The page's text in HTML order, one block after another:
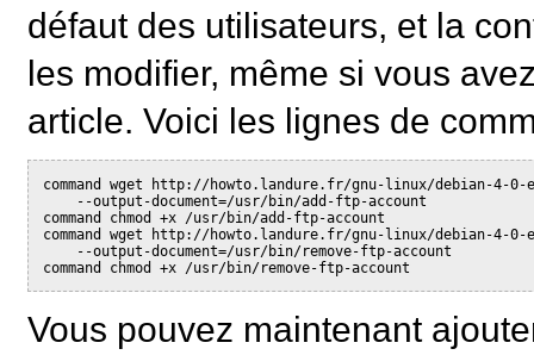
défaut des utilisateurs, et la
les modifier, même si vous
article. Voici les lignes de
command wget http://howto.landure.fr/gnu-linux/debian-
    --output-document=/usr/bin/add-ftp-account
command chmod +x /usr/bin/add-ftp-account
command wget http://howto.landure.fr/gnu-linux/debian-
    --output-document=/usr/bin/remove-ftp-account
command chmod +x /usr/bin/remove-ftp-account
Vous pouvez maintenant